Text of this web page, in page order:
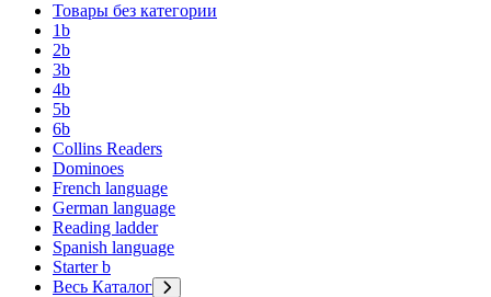
Товары без категории
1b
2b
3b
4b
5b
6b
Collins Readers
Dominoes
French language
German language
Reading ladder
Spanish language
Starter b
Весь Каталог